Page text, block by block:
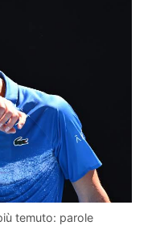
temuto: parole